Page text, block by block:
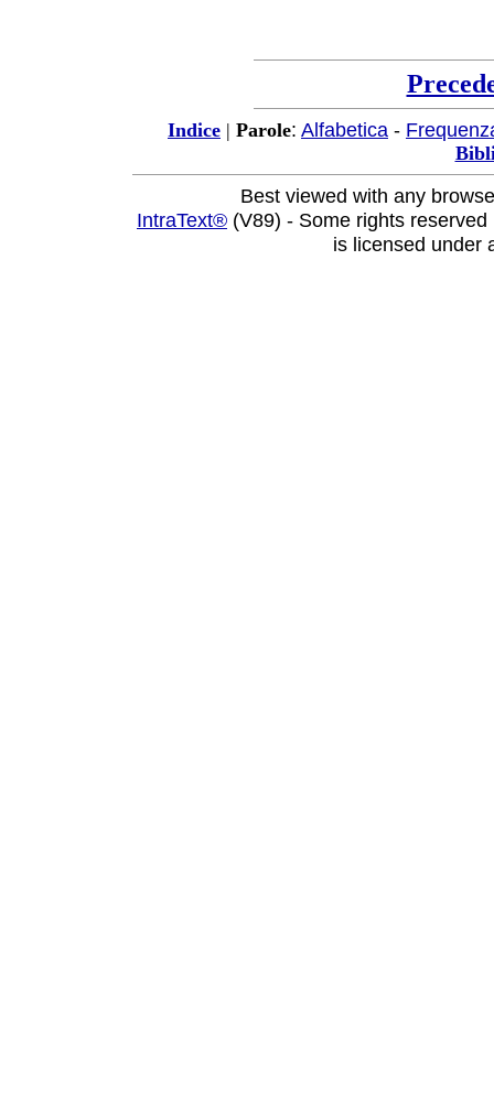
Indice | Parole: Alfabetica -
Best viewed with any
IntraText® (V89) - Some rights
is licensed under